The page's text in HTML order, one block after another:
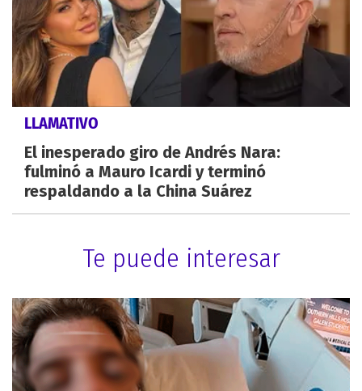
LLAMATIVO
El inesperado giro de Andrés Nara:
fulminó a Mauro Icardi y terminó
respaldando a la China Suárez
Te puede interesar